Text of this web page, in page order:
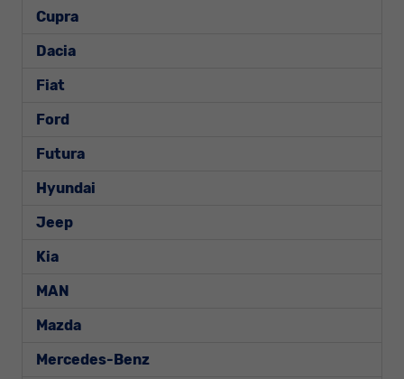
Cupra
Dacia
Fiat
Ford
Futura
Hyundai
Jeep
Kia
MAN
Mazda
Mercedes-Benz